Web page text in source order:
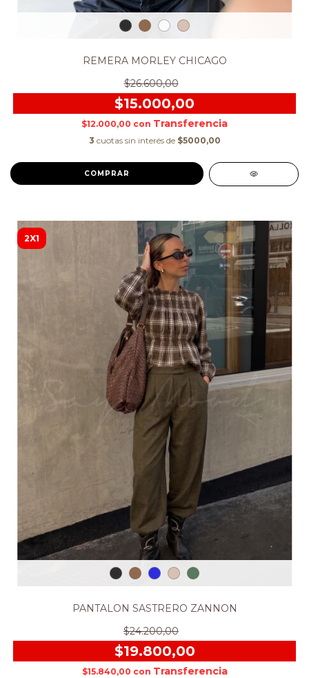
REMERA MORLEY CHICAGO
$26.600,00
$15.000,00
$12.000,00 con
3 cuotas sin interés de $5000,00
COMPRAR
2X1
PANTALON SASTRERO ZANNON
$24.200,00
$19.800,00
$15.840,00 con